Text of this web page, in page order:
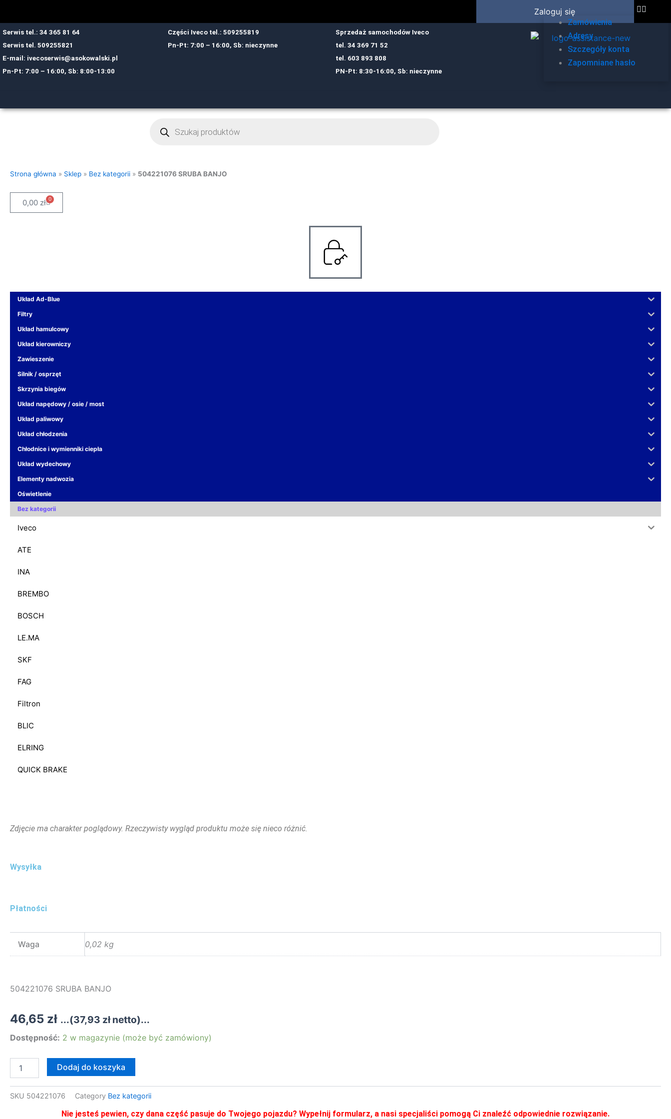
treści
Zaloguj się
Zamówienia
Adresy
Szczegóły konta
Zapomniane hasło
Serwis tel.: 34 365 81 64
Serwis tel. 509255821
E-mail: ivecoserwis@asokowalski.pl
Pn-Pt: 7:00 – 16:00, Sb: 8:00-13:00
Części Iveco tel.: 509255819
Pn-Pt: 7:00 – 16:00, Sb: nieczynne
Sprzedaż samochodów Iveco
tel. 34 369 71 52
tel. 603 893 808
PN-Pt: 8:30-16:00, Sb: nieczynne
produktów
Strona główna » Sklep » Bez kategorii » 504221076 SRUBA BANJO
0,00 zł 0
Cart
Układ Ad-Blue
Filtry
Układ hamulcowy
Układ kierowniczy
Zawieszenie
Silnik / osprzęt
Skrzynia biegów
Układ napędowy / osie / most
Układ paliwowy
Układ chłodzenia
Chłodnice i wymienniki ciepła
Układ wydechowy
Elementy nadwozia
Oświetlenie
Bez kategorii
Iveco
ATE
INA
BREMBO
BOSCH
LE.MA
SKF
FAG
Filtron
BLIC
ELRING
QUICK BRAKE
Zdjęcie ma charakter poglądowy. Rzeczywisty wygląd produktu może się nieco różnić.
Wysyłka
Płatności
Waga 0,02 kg
504221076 SRUBA BANJO
46,65 zł ...(37,93 złnetto)...
Dostępność: 2 w magazynie (może być zamówiony)
ilość
504221076
BANJO
Dodaj do koszyka
SKU 504221076 Category Bez kategorii
Nie jesteś pewien, czy dana część pasuje do Twojego pojazdu? Wypełnij formularz, a nasi specjaliści pomogą Ci znaleźć odpowiednie rozwiązanie.